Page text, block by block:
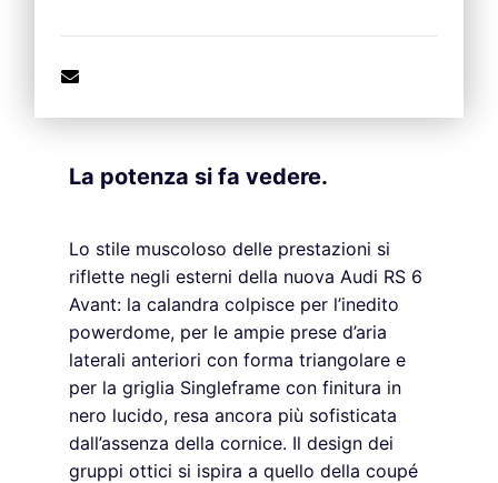
La potenza si fa vedere.
Lo stile muscoloso delle prestazioni si
riflette negli esterni della nuova Audi RS 6
Avant: la calandra colpisce per l’inedito
powerdome, per le ampie prese d’aria
laterali anteriori con forma triangolare e
per la griglia Singleframe con finitura in
nero lucido, resa ancora più sofisticata
dall’assenza della cornice. Il design dei
gruppi ottici si ispira a quello della coupé